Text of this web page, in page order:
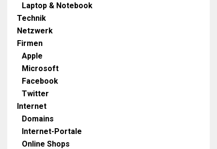
Laptop & Notebook
Technik
Netzwerk
Firmen
Apple
Microsoft
Facebook
Twitter
Internet
Domains
Internet-Portale
Online Shops